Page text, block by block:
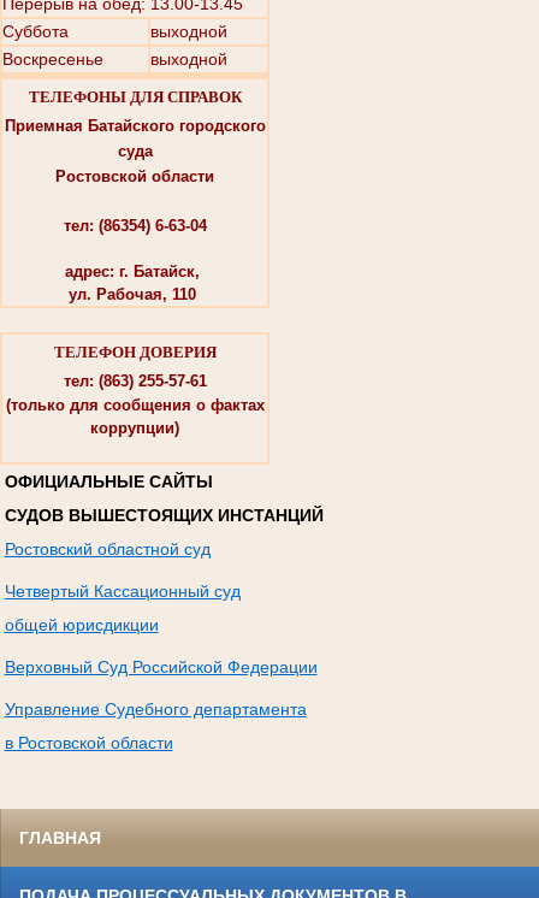
Перерыв на обед: 13.00-13.45
Суббота
выходной
Воскресенье
выходной
ТЕЛЕФОНЫ ДЛЯ СПРАВОК
Приемная Батайского городского
суда
Ростовской области
тел: (86354) 6-63-04
адрес: г. Батайск,
ул. Рабочая, 110
ТЕЛЕФОН ДОВЕРИЯ
тел: (863) 255-57-61
(только для сообщения о фактах
коррупции)
ОФИЦИАЛЬНЫЕ САЙТЫ
СУДОВ ВЫШЕСТОЯЩИХ ИНСТАНЦИЙ
Ростовский областной суд
Четвертый Кассационный суд
общей юрисдикции
Верховный Суд Российской Федерации
Управление Судебного департамента
в Ростовской области
ГЛАВНАЯ